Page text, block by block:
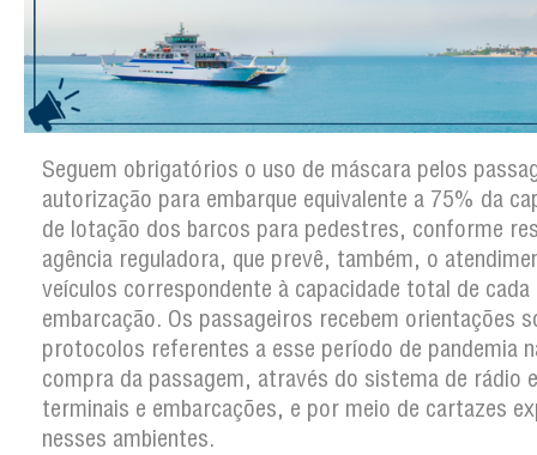
Seguem obrigatórios o uso de máscara pelos
autorização para embarque equivalente a 75% da
de lotação dos barcos para pedestres, conforme
agência reguladora, que prevê, também, o
veículos correspondente à capacidade total de cada
embarcação. Os passageiros recebem orientações
protocolos referentes a esse período de pandemia
compra da passagem, através do sistema de rádio
terminais e embarcações, e por meio de cartazes
nesses ambientes.